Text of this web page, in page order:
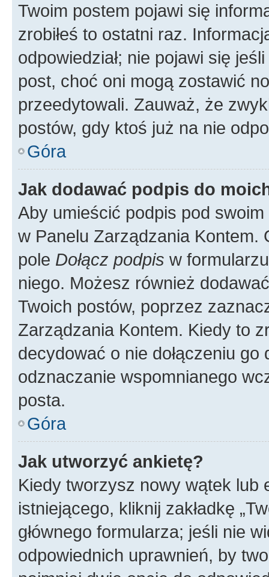
Twoim postem pojawi się
zrobiłeś to ostatni raz.
odpowiedział; nie pojawi się
post, choć oni mogą zostawić
przeedytowali. Zauważ, że
postów, gdy ktoś już na nie
Góra
Jak dodawać podpis do
Aby umieścić podpis pod
w Panelu Zarządzania
pole Dołącz podpis w
niego. Możesz również
Twoich postów, poprzez
Zarządzania Kontem. Kiedy to
decydować o nie dołączeniu
odznaczanie wspomnianego
posta.
Góra
Jak utworzyć ankietę?
Kiedy tworzysz nowy wątek lub
istniejącego, kliknij zakładkę
głównego formularza; jeśli nie
odpowiednich uprawnień, by